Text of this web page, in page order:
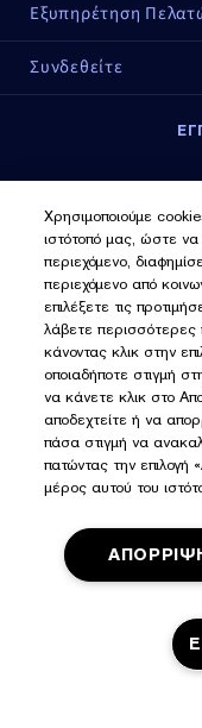
Εξυπηρέτηση
Συνδεθείτε
Χρησιμοποιούμε
ιστότοπό μας, ώστε
περιεχόμενο,
περιεχόμενο από
επιλέξετε τις
λάβετε περισσότερες
κάνοντας κλικ στην
οποιαδήποτε στιγμή
να κάνετε κλικ στο
αποδεχτείτε ή να
πάσα στιγμή να
πατώντας την επιλογή
μέρος αυτού του